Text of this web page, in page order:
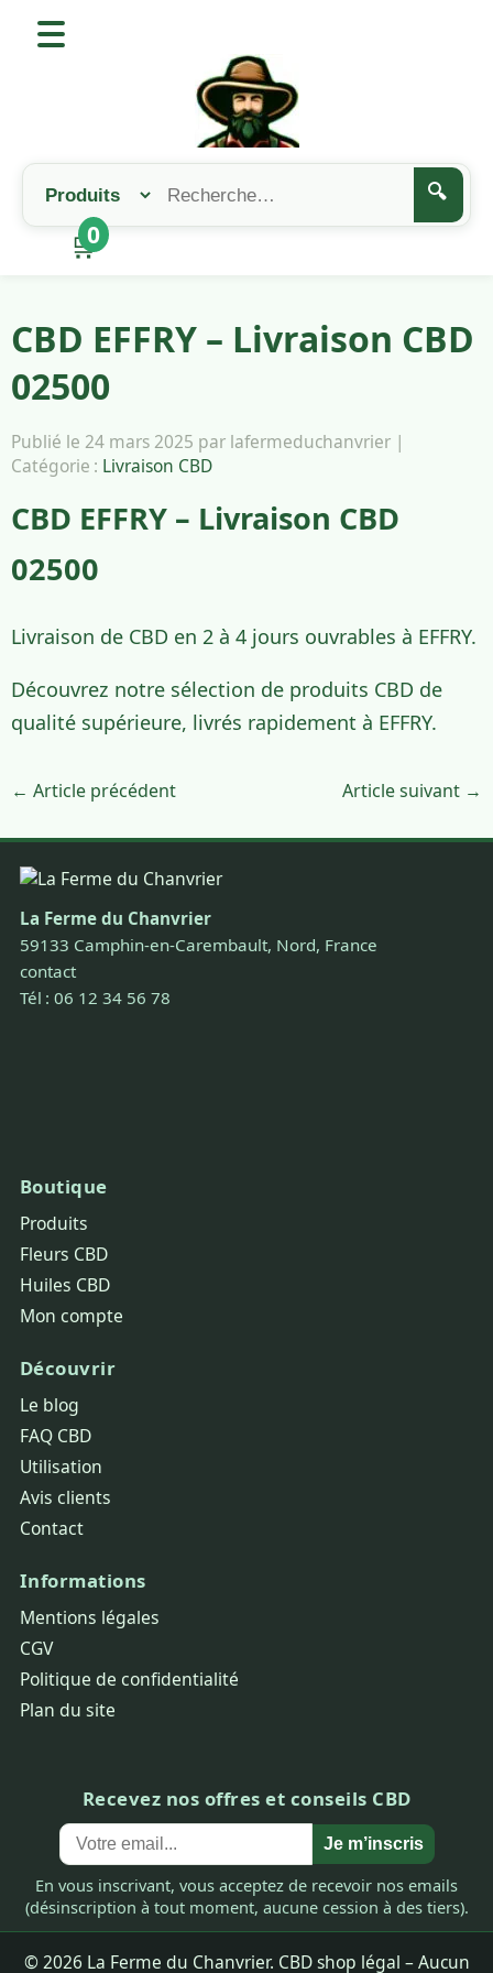
🔍
🛒
0
CBD EFFRY – Livraison CBD
02500
Publié le 24 mars 2025 par lafermeduchanvrier |
Catégorie : Livraison CBD
CBD EFFRY – Livraison CBD
02500
Livraison de CBD en 2 à 4 jours ouvrables à EFFRY.
Découvrez notre sélection de produits CBD de
qualité supérieure, livrés rapidement à EFFRY.
← Article précédent Article suivant →
La Ferme du Chanvrier
59133 Camphin-en-Carembault, Nord, France
contact
Tél : 06 12 34 56 78
Boutique
Produits
Fleurs CBD
Huiles CBD
Mon compte
Découvrir
Le blog
FAQ CBD
Utilisation
Avis clients
Contact
Informations
Mentions légales
CGV
Politique de confidentialité
Plan du site
Recevez nos offres et conseils CBD
Je m’inscris
En vous inscrivant, vous acceptez de recevoir nos emails
(désinscription à tout moment, aucune cession à des tiers).
© 2026 La Ferme du Chanvrier. CBD shop légal – Aucun